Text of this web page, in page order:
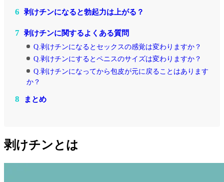
6 剥けチンになると勃起力は上がる？
7 剥けチンに関するよくある質問
Q.剥けチンになるとセックスの感覚は変わりますか？
Q.剥けチンにするとペニスのサイズは変わりますか？
Q.剥けチンになってから包皮が元に戻ることはあります
か？
8 まとめ
剥けチンとは